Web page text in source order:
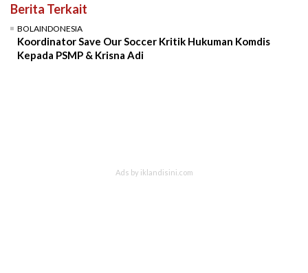
Berita Terkait
BOLAINDONESIA
Koordinator Save Our Soccer Kritik Hukuman Komdis
Kepada PSMP & Krisna Adi